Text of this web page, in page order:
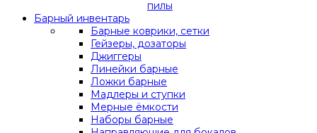
пилы
Барный инвентарь
Барные коврики, сетки
Гейзеры, дозаторы
Джиггеры
Линейки барные
Ложки барные
Мадлеры и ступки
Мерные ёмкости
Наборы барные